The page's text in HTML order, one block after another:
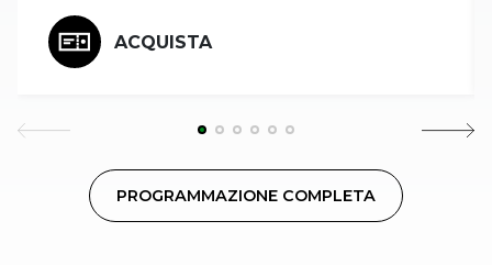
ACQUISTA
PROGRAMMAZIONE COMPLETA